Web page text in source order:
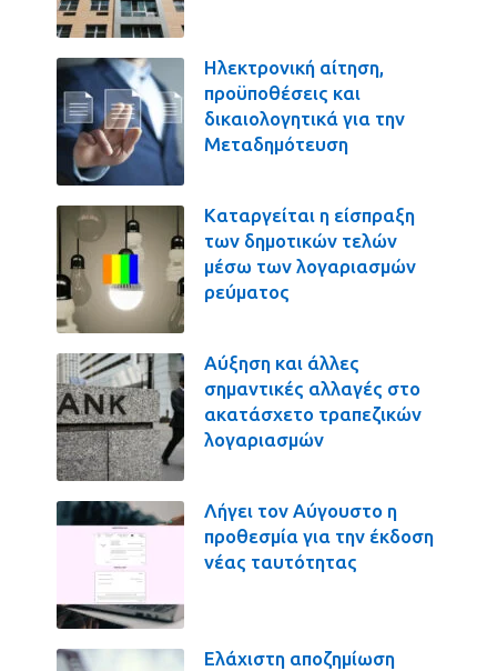
Ηλεκτρονική αίτηση,
προϋποθέσεις και
δικαιολογητικά για την
Μεταδημότευση
Καταργείται η είσπραξη
των δημοτικών τελών
μέσω των λογαριασμών
ρεύματος
Αύξηση και άλλες
σημαντικές αλλαγές στο
ακατάσχετο τραπεζικών
λογαριασμών
Λήγει τον Αύγουστο η
προθεσμία για την έκδοση
νέας ταυτότητας
Ελάχιστη αποζημίωση